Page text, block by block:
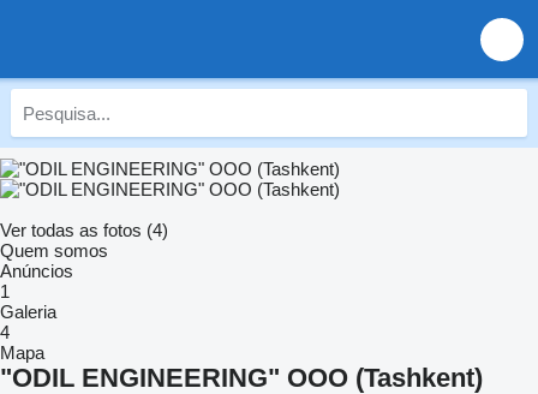
Ver todas as fotos (4)
Quem somos
Anúncios
1
Galeria
4
Mapa
"ODIL ENGINEERING" OOO (Tashkent)